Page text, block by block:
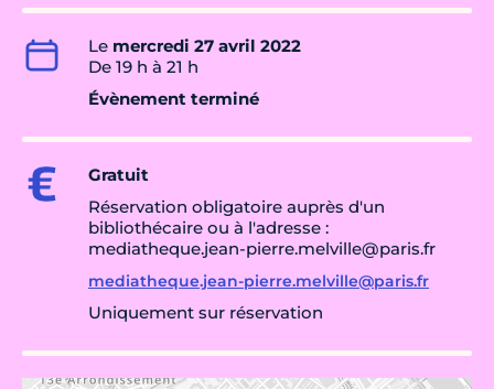
Le mercredi 27 avril 2022
De 19 h à 21 h
Évènement terminé
Gratuit
Réservation obligatoire auprès d'un
bibliothécaire ou à l'adresse :
mediatheque.jean-pierre.melville@paris.fr
mediatheque.jean-pierre.melville@paris.fr
Uniquement sur réservation